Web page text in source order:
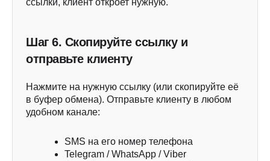
ссылки, клиент откроет нужную.
Шаг 6. Скопируйте ссылку и
отправьте клиенту
Нажмите на нужную ссылку (или скопируйте её
в буфер обмена). Отправьте клиенту в любом
удобном канале:
SMS на его номер телефона
Telegram / WhatsApp / Viber